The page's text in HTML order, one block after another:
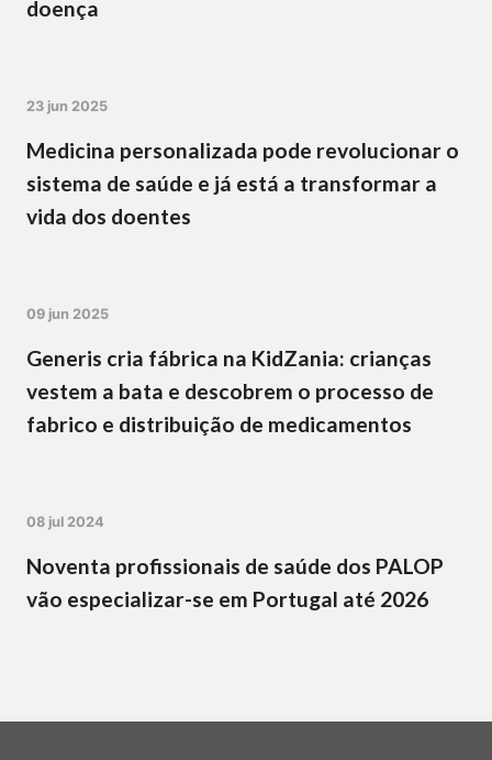
doença
23 jun 2025
Medicina personalizada pode revolucionar o
sistema de saúde e já está a transformar a
vida dos doentes
09 jun 2025
Generis cria fábrica na KidZania: crianças
vestem a bata e descobrem o processo de
fabrico e distribuição de medicamentos
08 jul 2024
Noventa profissionais de saúde dos PALOP
vão especializar-se em Portugal até 2026